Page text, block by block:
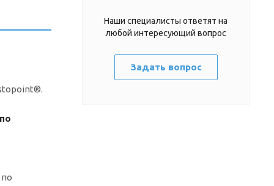
Наши специалисты ответят на
любой интересующий вопрос
Задать вопрос